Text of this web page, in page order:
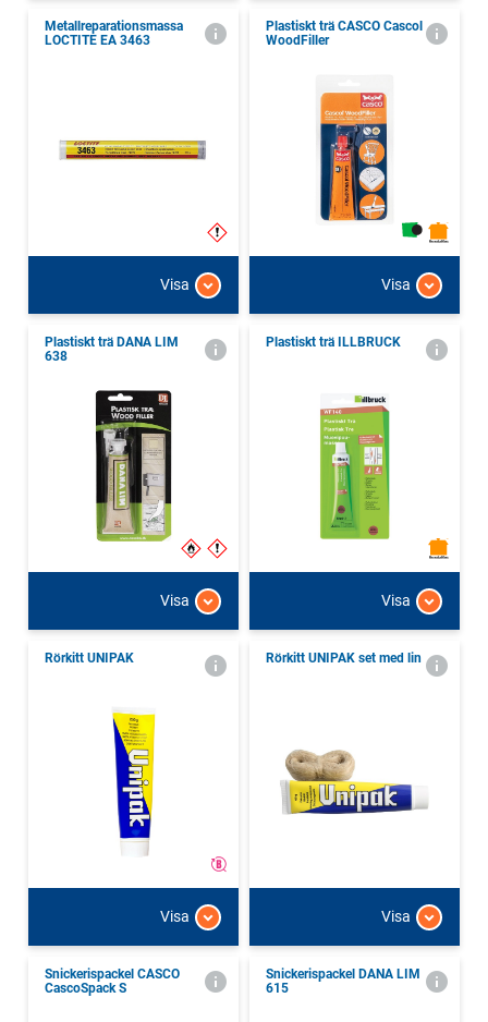
Metallreparationsmassa
LOCTITE EA 3463
Visa
Plastiskt trä CASCO Cascol
WoodFiller
Visa
Plastiskt trä DANA LIM
638
Visa
Plastiskt trä ILLBRUCK
Visa
Rörkitt UNIPAK
Visa
Rörkitt UNIPAK set med lin
Visa
Snickerispackel CASCO
CascoSpack S
Snickerispackel DANA LIM
615